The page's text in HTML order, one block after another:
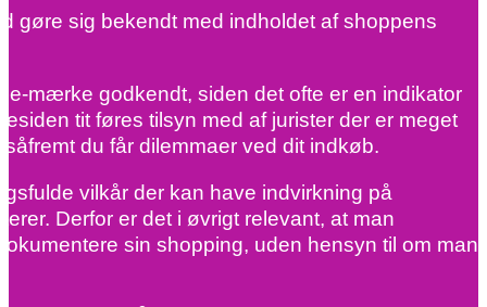
gøre sig bekendt med indholdet af shoppens
mærke godkendt, siden det ofte er en indikator
tit føres tilsyn med af jurister der er meget
du får dilemmaer ved dit indkøb.
vilkår der kan have indvirkning på
Derfor er det i øvrigt relevant, at man
sin shopping, uden hensyn til om man